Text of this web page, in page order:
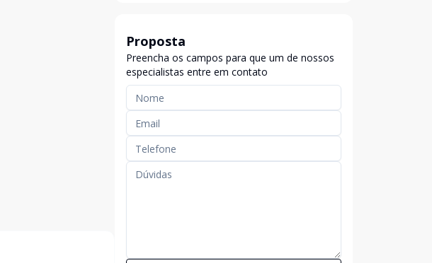
Proposta
Preencha os campos para que um de nossos
especialistas entre em contato